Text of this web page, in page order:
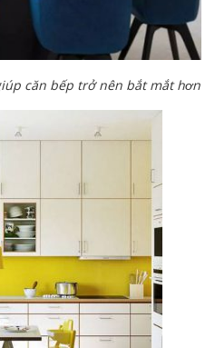
căn bếp trở nên bắt mắt hơn